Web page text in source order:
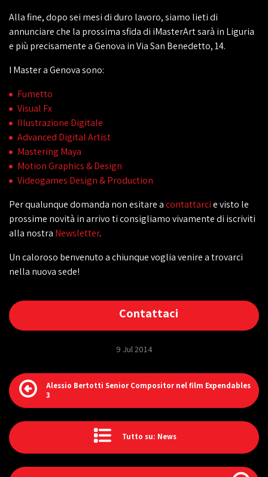
Alla fine, dopo sei mesi di duro lavoro, siamo lieti di
annunciare che la prossima sfida di iMasterArt sarà in Liguria
e più precisamente a Genova in Via San Benedetto, 14.
I Master a Genova sono:
Fumetto
Visual Fx
Illustrazione Digitale
Advanced Digital Artist
Mastering Maya
Motion Graphics & Design
Videogames Design & Production
Per qualunque domanda non esitare acontattarcie visto le
prossime novità in arrivo ti consigliamo vivamente di iscriviti
alla nostra Newsletter.
Un caloroso benvenuto a chiunque voglia venire a trovarci
nella nuova sede!
Contattaci
9 Jul 2014
Alessio Bertotti Senior Compositor nel film Expendables
3
Tutto su: News